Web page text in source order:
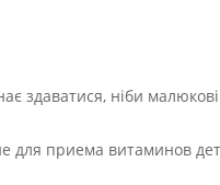
здаватися, ніби